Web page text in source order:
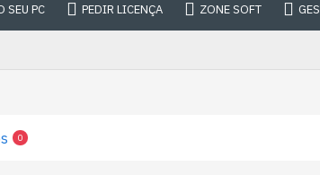
SEU PC PEDIR LICENÇA ZONE SOFT
0